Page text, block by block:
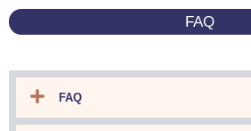
FAQ
FAQ